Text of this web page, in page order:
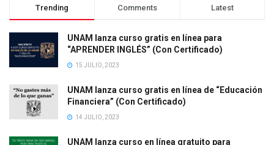
Trending Comments Latest
UNAM lanza curso gratis en línea para
“APRENDER INGLÉS” (Con Certificado)
15 JULIO, 2023
UNAM lanza curso gratis en línea de “Educación
Financiera” (Con Certificado)
14 JULIO, 2023
UNAM lanza curso en línea gratuito para